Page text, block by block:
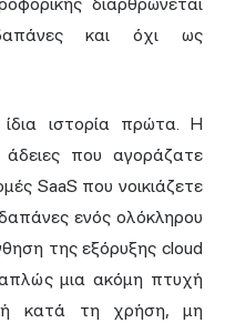
και όχι ως
ιστορία πρώτα. Η
που αγοράζατε
SaaS που νοικιάζετε
ενός ολόκληρου
της εξόρυξης cloud
μια ακόμη πτυχή
κατά τη χρήση, μη